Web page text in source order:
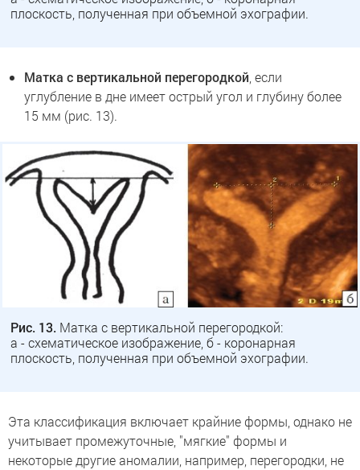
плоскость, полученная при объемной эхографии.
Матка с вертикальной перегородкой , если
углубление в дне имеет острый угол и глубину более
15 мм (рис. 13).
Рис. 13. Матка с вертикальной перегородкой:
а - схематическое изображение, б - коронарная
плоскость, полученная при объемной эхографии.
Эта классификация включает крайние формы, однако не
учитывает промежуточные, "мягкие" формы и
некоторые другие аномалии, например, перегородки, не